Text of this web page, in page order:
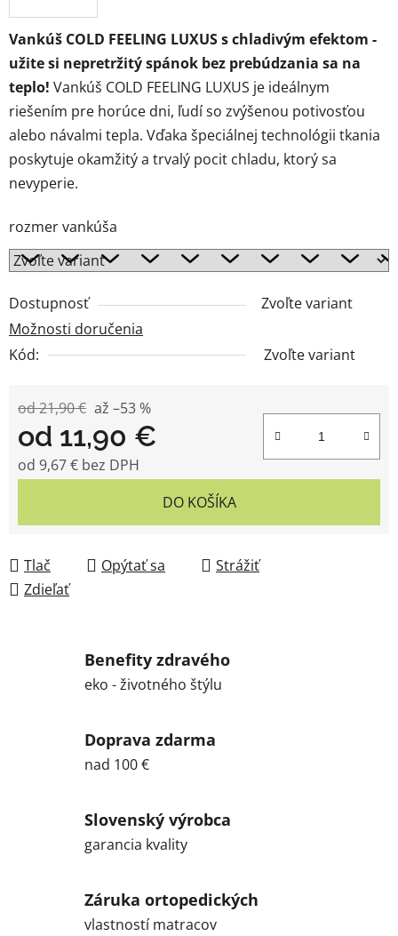
Vankúš COLD FEELING LUXUS s chladivým efektom -
užite si nepretržitý spánok bez prebúdzania sa na
teplo! Vankúš COLD FEELING LUXUS je ideálnym
riešením pre horúce dni, ľudí so zvýšenou potivosťou
alebo návalmi tepla. Vďaka špeciálnej technológii tkania
poskytuje okamžitý a trvalý pocit chladu, ktorý sa
nevyperie.
rozmer vankúša
Dostupnosť
Zvoľte variant
Možnosti doručenia
Kód:
Zvoľte variant
od 21,90 € až –53 %
od 11,90 €
od 9,67 € bez DPH
DO KOŠÍKA
Tlač Opýtať sa
Strážiť
Zdieľať
Benefity zdravého
eko - životného štýlu
Doprava zdarma
nad 100 €
Slovenský výrobca
garancia kvality
Záruka ortopedických
vlastností matracov